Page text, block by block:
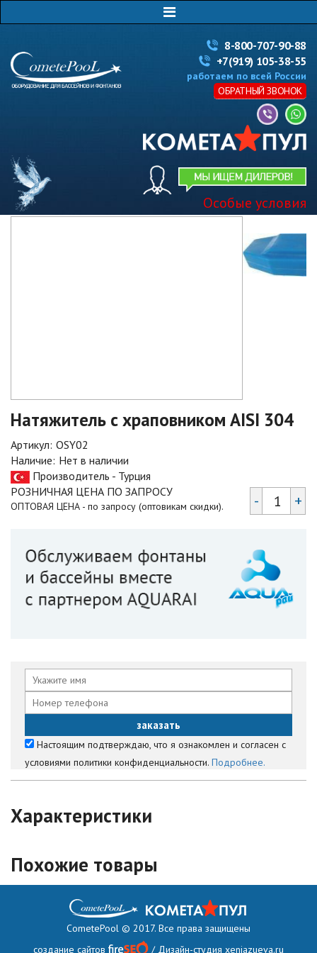
8-800-707-90-88
+7(919) 105-38-55
работаем по всей России
ОБРАТНЫЙ ЗВОНОК
Особые условия
Натяжитель с храповником AISI 304
Артикул: OSY02
Наличие: Нет в наличии
Производитель - Турция
РОЗНИЧНАЯ ЦЕНА ПО ЗАПРОСУ
ОПТОВАЯ ЦЕНА - по запросу (оптовикам скидки). - +
Настоящим подтверждаю, что я ознакомлен и согласен с
условиями политики конфиденциальности. Подробнее.
Характеристики
Похожие товары
CometePool © 2017. Все права защищены
создание сайтов
/ Дизайн-студия xeniazueva.ru